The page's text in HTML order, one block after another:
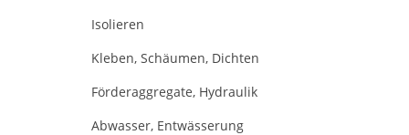
Isolieren
Kleben, Schäumen, Dichten
Förderaggregate, Hydraulik
Abwasser, Entwässerung